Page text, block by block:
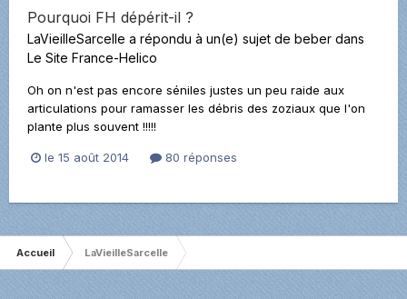
Pourquoi FH dépérit-il ?
LaVieilleSarcelle a répondu à un(e) sujet de beber dans
Le Site France-Helico
Oh on n'est pas encore séniles justes un peu raide aux
articulations pour ramasser les débris des zoziaux que l'on
plante plus souvent !!!!!
le 15 août 2014 80 réponses
Accueil LaVieilleSarcelle